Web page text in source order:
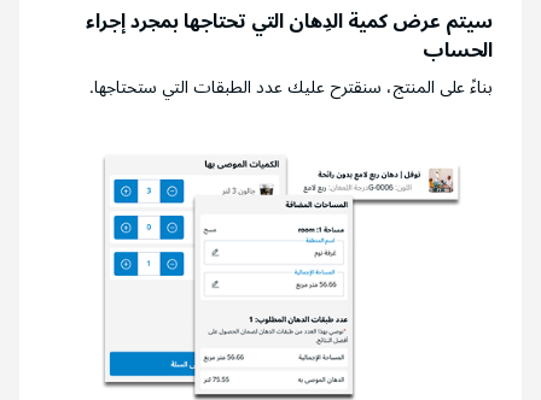
سيتم عرض كمية الدِهان التي تحتاجها بمجرد إجراء
الحساب
بناءً على المنتج، سنقترح عليك عدد الطبقات التي ستحتاجها.